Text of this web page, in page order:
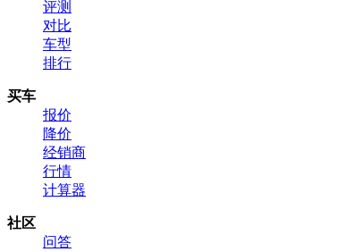
评测
对比
车型
排行
买车
报价
降价
经销商
行情
计算器
社区
问答